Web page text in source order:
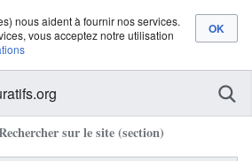
nous aident à fournir nos services.
vous acceptez notre utilisation
sur le site (section)